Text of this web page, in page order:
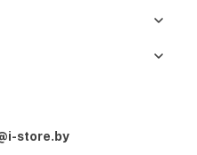
store.by